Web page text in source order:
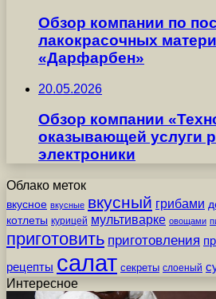
Обзор компании по
лакокрасочных
«Дарфарбен»
20.05.2026
Обзор компании
оказывающей услуги
электроники
Облако меток
вкусное вкусные вкусный грибами
котлеты курицей мультиварке овощами
приготовить приготовления
рецепты салат секреты слоеный
Интересное